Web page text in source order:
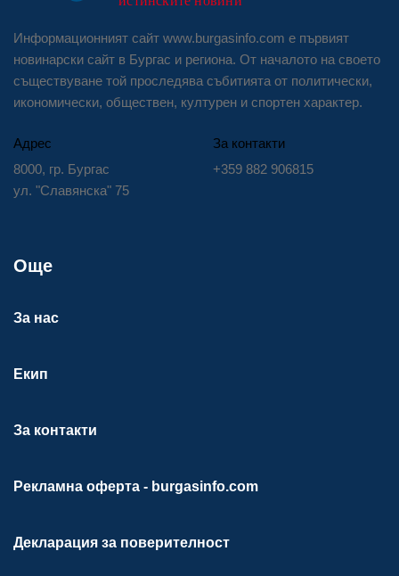
Информационният сайт www.burgasinfo.com е първият
новинарски сайт в Бургас и региона. От началото на своето
съществуване той проследява събитията от политически,
икономически, обществен, културен и спортен характер.
Адрес
8000, гр. Бургас
ул. "Славянска" 75
За контакти
+359 882 906815
Още
За нас
Екип
За контакти
Рекламна оферта - burgasinfo.com
Декларация за поверителност